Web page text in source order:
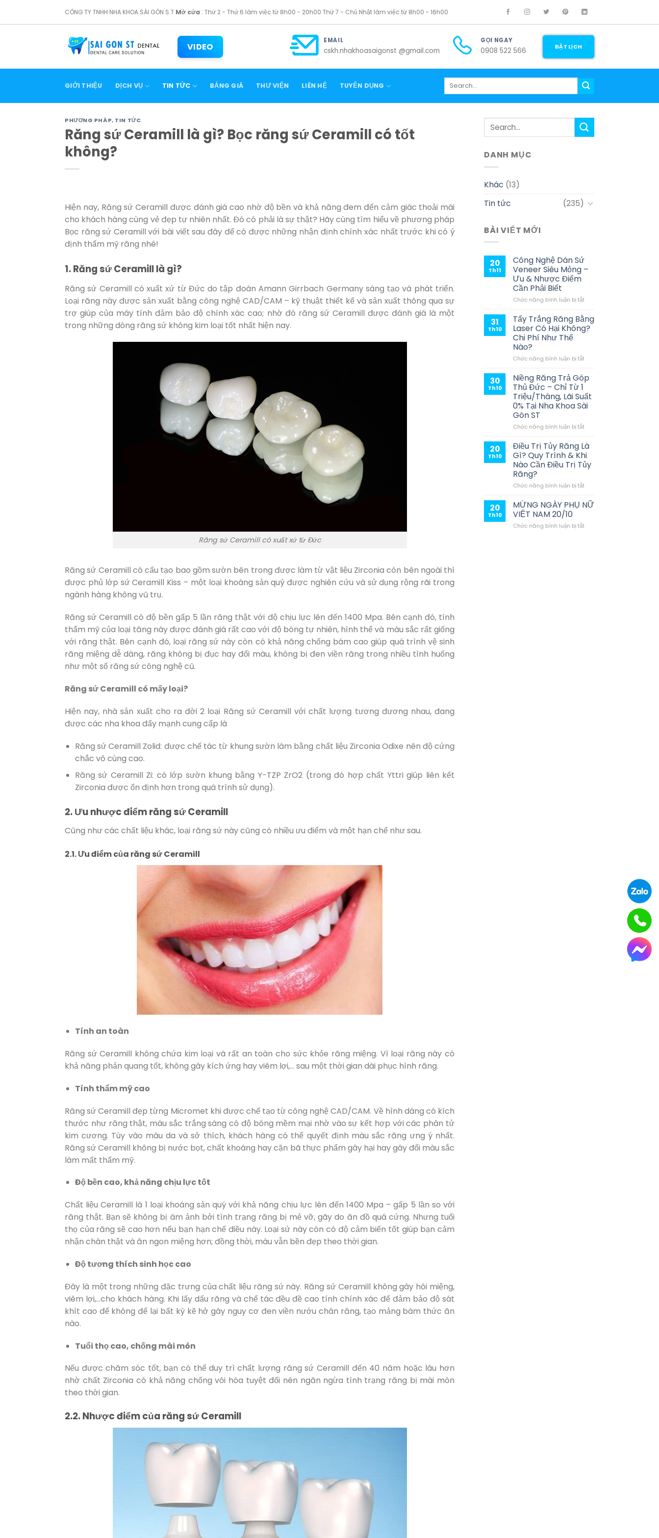
CÔNG TY TNHH NHA KHOA SÀI GÒN S.T Mở cửa : Thứ 2 - Thứ 6 làm việc từ 8h00 - 20h00 Thứ 7 - Chủ Nhật làm việc từ 8h00 - 16h00
VIDEO
EMAIL
cskh.nhakhoasaigonst @gmail.com
GỌI NGAY
0908 522 566 ĐẶT LỊCH
GIỚI THIỆU DỊCH VỤ TIN TỨC BẢNG GIÁ THƯ VIỆN LIÊN HỆ TUYỂN DỤNG
PHƯƠNG PHÁP, TIN TỨC
Răng sứ Ceramill là gì? Bọc răng sứ Ceramill có tốt
không?
Hiện nay, Răng sứ Ceramill được đánh giá cao nhờ độ bền và khả năng đem đến cảm giác thoải mái
cho khách hàng cùng vẻ đẹp tự nhiên nhất. Đó có phải là sự thật? Hãy cùng tìm hiểu về phương pháp
Bọc răng sứ Ceramill với bài viết sau đây để có được những nhận định chính xác nhất trước khi có ý
định thẩm mỹ răng nhé!
1. Răng sứ Ceramill là gì?
Răng sứ Ceramill có xuất xứ từ Đức do tập đoàn Amann Girrbach Germany sáng tạo và phát triển.
Loại răng này được sản xuất bằng công nghệ CAD/CAM – kỹ thuật thiết kế và sản xuất thông qua sự
trợ giúp của máy tính đảm bảo độ chính xác cao; nhờ đó răng sứ Ceramill được đánh giá là một
trong những dòng răng sứ không kim loại tốt nhất hiện nay.
Răng sứ Ceramill có xuất xứ từ Đức
Răng sứ Ceramill có cấu tạo bao gồm sườn bên trong được làm từ vật liệu Zirconia còn bên ngoài thì
được phủ lớp sứ Ceramill Kiss – một loại khoáng sản quý được nghiên cứu và sử dụng rộng rãi trong
ngành hàng không vũ trụ.
Răng sứ Ceramill có độ bền gấp 5 lần răng thật với độ chịu lực lên đến 1400 Mpa. Bên cạnh đó, tính
thẩm mỹ của loại tăng này được đánh giá rất cao với độ bóng tự nhiên, hình thể và màu sắc rất giống
với răng thật. Bên cạnh đó, loại răng sứ này còn có khả năng chống bám cao giúp quá trình vệ sinh
răng miệng dễ dàng, răng không bị đục hay đổi màu, không bị đen viền răng trong nhiều tình huống
như một số răng sứ công nghệ cũ.
Răng sứ Ceramill có mấy loại?
Hiện nay, nhà sản xuất cho ra đời 2 loại Răng sứ Ceramill với chất lượng tương đương nhau, đang
được các nha khoa đẩy mạnh cung cấp là
Răng sứ Ceramill Zolid: được chế tác từ khung sườn làm bằng chất liệu Zirconia Odixe nên độ cứng
chắc vô cùng cao.
Răng sứ Ceramill Zi: có lớp sườn khung bằng Y-TZP ZrO2 (trong đó hợp chất Yttri giúp liên kết
Zirconia được ổn định hơn trong quá trình sử dụng).
2. Ưu nhược điểm răng sứ Ceramill
Cũng như các chất liệu khác, loại răng sứ này cũng có nhiều ưu điểm và một hạn chế như sau.
2.1. Ưu điểm của răng sứ Ceramill
Tính an toàn
Răng sứ Ceramill không chứa kim loại và rất an toàn cho sức khỏe răng miệng. Vì loại răng này có
khả năng phản quang tốt, không gây kích ứng hay viêm lợi,… sau một thời gian dài phục hình răng.
Tính thẩm mỹ cao
Răng sứ Ceramill đẹp từng Micromet khi được chế tạo từ công nghệ CAD/CAM. Về hình dáng có kích
thước như răng thật, màu sắc trắng sáng có độ bóng mềm mại nhờ vào sự kết hợp với các phân tử
kim cương. Tùy vào màu da và sở thích, khách hàng có thể quyết định màu sắc răng ưng ý nhất.
Răng sứ Ceramill không bị nước bọt, chất khoáng hay cặn bã thực phẩm gây hại hay gây đổi màu sắc
làm mất thẩm mỹ.
Độ bền cao, khả năng chịu lực tốt
Chất liệu Ceramill là 1 loại khoáng sản quý với khả năng chịu lực lên đến 1400 Mpa – gấp 5 lần so với
răng thật. Bạn sẽ không bị ám ảnh bởi tình trạng răng bị mẻ vỡ, gãy do ăn đồ quá cứng. Nhưng tuổi
thọ của răng sẽ cao hơn nếu bạn hạn chế điều này. Loại sứ này còn có độ cảm biến tốt giúp bạn cảm
nhận chân thật và ăn ngon miệng hơn; đồng thời, màu vẫn bền đẹp theo thời gian.
Độ tương thích sinh học cao
Đây là một trong những đặc trưng của chất liệu răng sứ này. Răng sứ Ceramill không gây hôi miệng,
viêm lợi,…cho khách hàng. Khi lấy dấu răng và chế tác đều đề cao tính chính xác để đảm bảo độ sát
khít cao để không để lại bất kỳ kẽ hở gây nguy cơ đen viền nướu chân răng, tạo mảng bám thức ăn
nào.
Tuổi thọ cao, chống mài mòn
Nếu được chăm sóc tốt, bạn có thể duy trì chất lượng răng sứ Ceramill đến 40 năm hoặc lâu hơn
nhờ chất Zirconia có khả năng chống vôi hóa tuyệt đối nên ngăn ngừa tình trạng răng bị mài mòn
theo thời gian.
2.2. Nhược điểm của răng sứ Ceramill
DANH MỤC
Khác (13)
Tin tức
(235)
BÀI VIẾT MỚI
20
Th11
Công Nghệ Dán Sứ
Veneer Siêu Mỏng –
Ưu & Nhược Điểm
Cần Phải Biết
Chức năng bình luận bị tắtở
Nghệ
Dán
Sứ
Mỏng
&
Điểm
Cần
Biết
31
Th10
Tẩy Trắng Răng Bằng
Laser Có Hại Không?
Chi Phí Như Thế
Nào?
Chức năng bình luận bị tắtở
Trắng
Răng
Bằng
Laser
Có
Không?
Phí
Như
Thế
Nào?
30
Th10
Niềng Răng Trả Góp
Thủ Đức – Chỉ Từ 1
Triệu/Tháng, Lãi Suất
0% Tại Nha Khoa Sài
Gòn ST
Chức năng bình luận bị tắtở
Răng
Trả
Góp
Thủ
–
Từ
1
Lãi
20
Th10
Điều Trị Tủy Răng Là
Gì? Quy Trình & Khi
Nào Cần Điều Trị Tủy
Răng?
Chức năng bình luận bị tắtở
Trị
Tủy
Là
20
Th10
MỪNG NGÀY PHỤ NỮ
VIỆT NAM 20/10
Chức năng bình luận bị tắtở